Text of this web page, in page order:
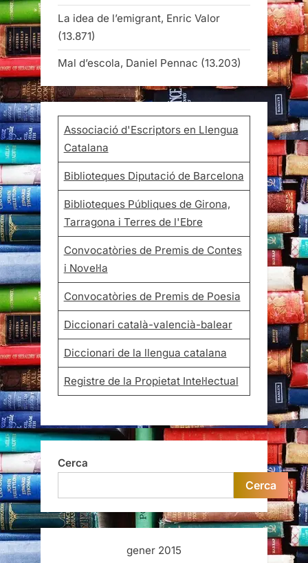
La idea de l’emigrant, Enric Valor
(13.871)
Mal d’escola, Daniel Pennac (13.203)
Associació d'Escriptors en Llengua
Catalana
Biblioteques Diputació de Barcelona
Biblioteques Públiques de Girona,
Tarragona i Terres de l'Ebre
Convocatòries de Premis de Contes
i Novel·la
Convocatòries de Premis de Poesia
Diccionari català-valencià-balear
Diccionari de la llengua catalana
Registre de la Propietat Intel·lectual
Cerca
Cerca
gener 2015